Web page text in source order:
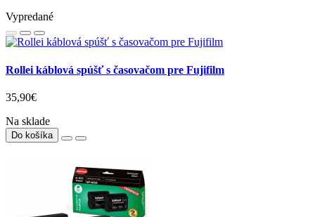
Vypredané
Rollei káblová spúšť s časovačom pre Fujifilm
35,90€
Na sklade
Do košíka